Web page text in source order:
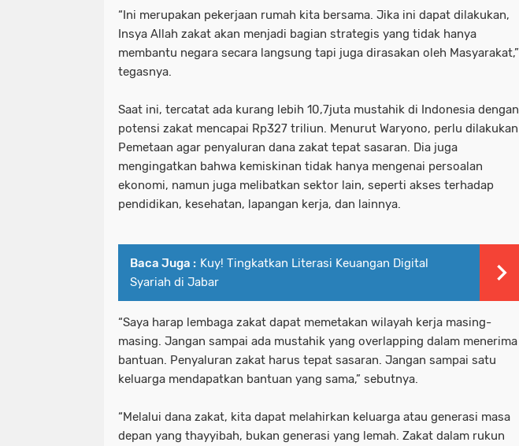
“Ini merupakan pekerjaan rumah kita bersama. Jika ini dapat dilakukan,
Insya Allah zakat akan menjadi bagian strategis yang tidak hanya
membantu negara secara langsung tapi juga dirasakan oleh Masyarakat,”
tegasnya.
Saat ini, tercatat ada kurang lebih 10,7juta mustahik di Indonesia dengan
potensi zakat mencapai Rp327 triliun. Menurut Waryono, perlu dilakukan
Pemetaan agar penyaluran dana zakat tepat sasaran. Dia juga
mengingatkan bahwa kemiskinan tidak hanya mengenai persoalan
ekonomi, namun juga melibatkan sektor lain, seperti akses terhadap
pendidikan, kesehatan, lapangan kerja, dan lainnya.
Baca Juga : Kuy! Tingkatkan Literasi Keuangan Digital
Syariah di Jabar
“Saya harap lembaga zakat dapat memetakan wilayah kerja masing-
masing. Jangan sampai ada mustahik yang overlapping dalam menerima
bantuan. Penyaluran zakat harus tepat sasaran. Jangan sampai satu
keluarga mendapatkan bantuan yang sama,” sebutnya.
“Melalui dana zakat, kita dapat melahirkan keluarga atau generasi masa
depan yang thayyibah, bukan generasi yang lemah. Zakat dalam rukun